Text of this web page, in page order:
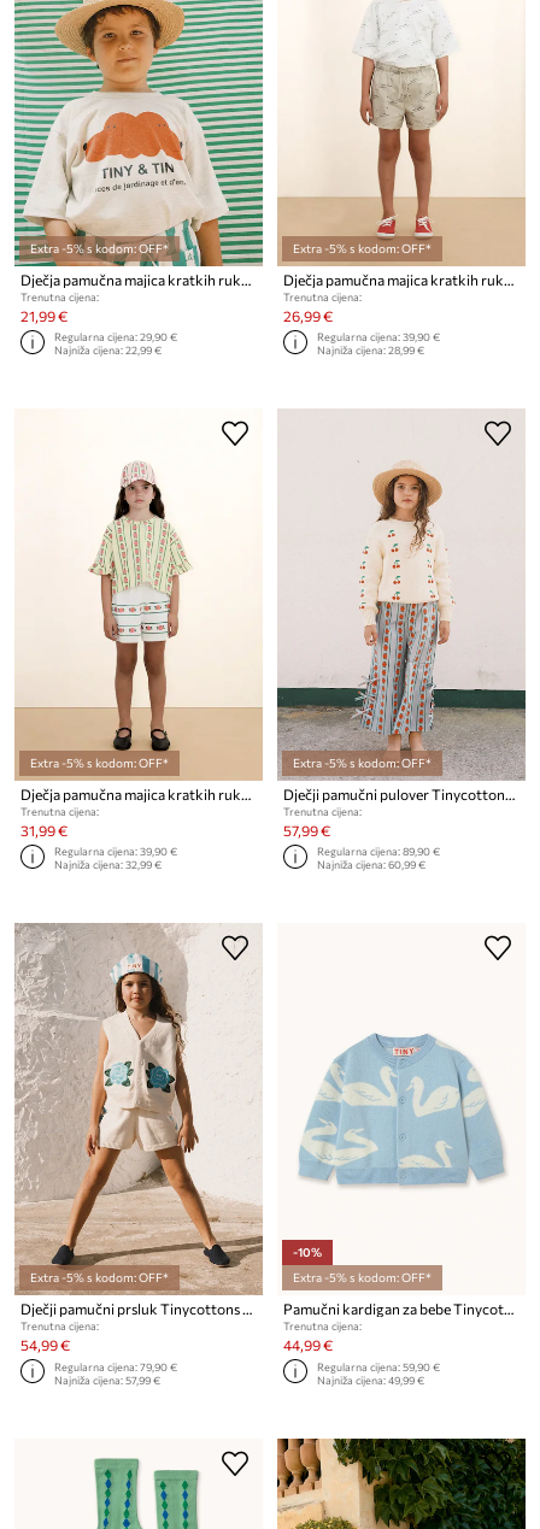
Extra -5% s kodom: OFF*
Trenutna cijena:
21,99 €
Regularna cijena:29,90 €
Najniža cijena:22,99 €
Extra -5% s kodom: OFF*
Trenutna cijena:
26,99 €
Regularna cijena:39,90 €
Najniža cijena:28,99 €
Extra -5% s kodom: OFF*
Dječja pamučna majica kratkih rukava Tinycottons ROSE PATTERN CROP TEE
Trenutna cijena:
31,99 €
Regularna cijena:39,90 €
Najniža cijena:32,99 €
Extra -5% s kodom: OFF*
Dječji pamučni pulover Tinycottons MINI CHERRIES SWEATER
Trenutna cijena:
57,99 €
Regularna cijena:89,90 €
Najniža cijena:60,99 €
Extra -5% s kodom: OFF*
Dječji pamučni prsluk Tinycottons FLOWERS KNITTED VEST
Trenutna cijena:
54,99 €
Regularna cijena:79,90 €
Najniža cijena:57,99 €
-10%
Extra -5% s kodom: OFF*
Pamučni kardigan za bebe Tinycottons BIG SWANS BABY CARDIGAN
Trenutna cijena:
44,99 €
Regularna cijena:59,90 €
Najniža cijena:49,99 €